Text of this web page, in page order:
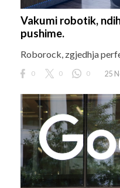
Vakumi robotik,
pushime.
Roborock, zgjedhja
0 0 0 25